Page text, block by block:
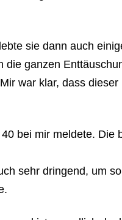
sie dann auch
ganzen
war klar, dass
bei mir meldete. Die
sehr dringend, um